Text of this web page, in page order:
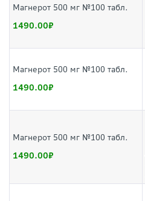
Магнерот 500 мг №100 табл.
1490.00
Магнерот 500 мг №100 табл.
1490.00
Магнерот 500 мг №100 табл.
1490.00